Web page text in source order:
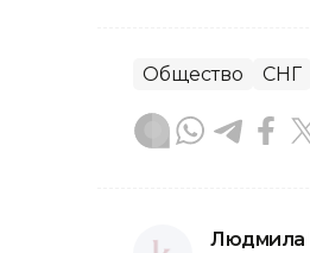
Общество СНГ
Людмила